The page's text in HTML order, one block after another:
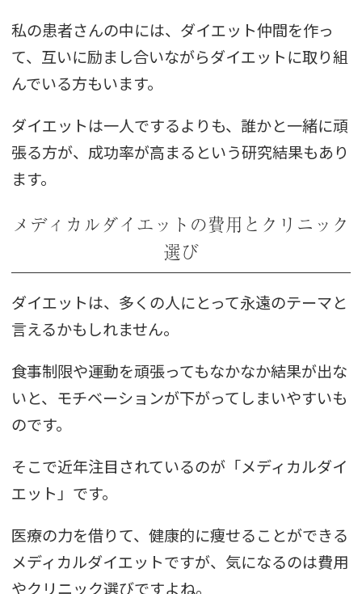
私の患者さんの中には、ダイエット仲間を作っ
て、互いに励まし合いながらダイエットに取り組
んでいる方もいます。
ダイエットは一人でするよりも、誰かと一緒に頑
張る方が、成功率が高まるという研究結果もあり
ます。
メディカルダイエットの費用とクリニック
選び
ダイエットは、多くの人にとって永遠のテーマと
言えるかもしれません。
食事制限や運動を頑張ってもなかなか結果が出な
いと、モチベーションが下がってしまいやすいも
のです。
そこで近年注目されているのが「メディカルダイ
エット」です。
医療の力を借りて、健康的に痩せることができる
メディカルダイエットですが、気になるのは費用
やクリニック選びですよね。